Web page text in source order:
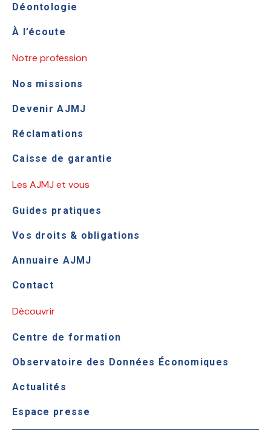
Déontologie
À l’écoute
Notre profession
Nos missions
Devenir AJMJ
Réclamations
Caisse de garantie
Les AJMJ et vous
Guides pratiques
Vos droits & obligations
Annuaire AJMJ
Contact
Découvrir
Centre de formation
Observatoire des Données Économiques
Actualités
Espace presse